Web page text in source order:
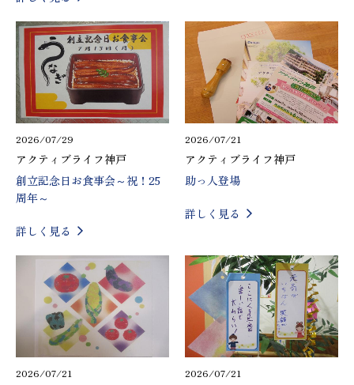
2026/07/29
アクティブライフ神戸
創立記念日お食事会～祝！25
周年～
詳しく見る
2026/07/21
アクティブライフ神戸
助っ人登場
詳しく見る
2026/07/21 2026/07/21